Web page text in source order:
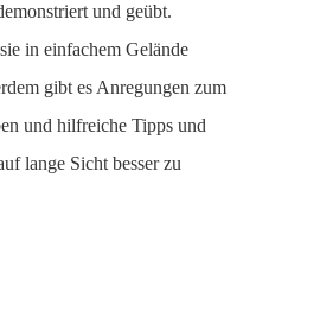
und geübt.
in einfachem Gelände
gibt es Anregungen zum
und hilfreiche Tipps und
lange Sicht besser zu